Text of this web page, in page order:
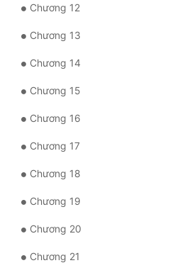
Cẩu Đạo Trường Sinh
Chương 12
Chương 13
Chương 14
Chương 15
Chương 16
Chương 17
Chương 18
Chương 19
Chương 20
Chương 21